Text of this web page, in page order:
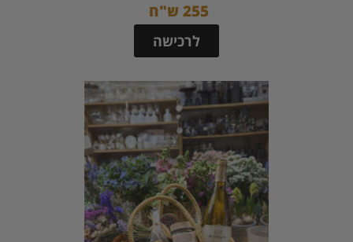
255 ש"ח
לרכישה